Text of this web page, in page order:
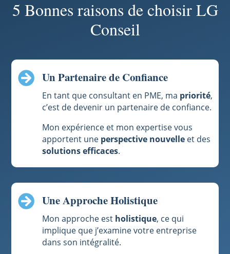
5 Bonnes raisons de choisir LG
Conseil
 Un Partenaire de Confiance
En tant que consultant en PME, ma priorité,
c’est de devenir un partenaire de confiance.
Mon expérience et mon expertise vous
apportent une perspective nouvelleet des
solutions efficaces.
 Une Approche Holistique
Mon approche est holistique, ce qui
implique que j’examine votre entreprise
dans son intégralité.